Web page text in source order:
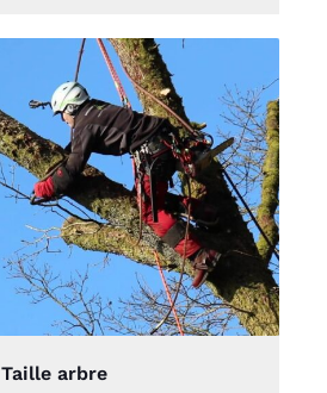
Taille arbre